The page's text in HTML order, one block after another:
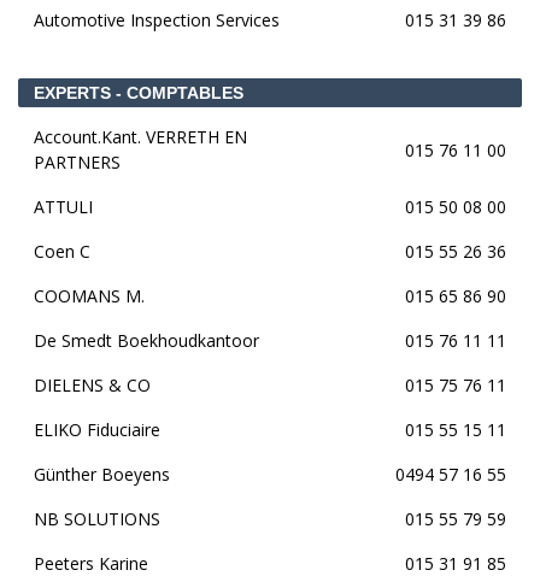
Automotive Inspection Services 015 31 39 86
EXPERTS - COMPTABLES
Account.Kant. VERRETH EN
PARTNERS
015 76 11 00
ATTULI
015 50 08 00
Coen C
015 55 26 36
COOMANS M.
015 65 86 90
De Smedt Boekhoudkantoor
015 76 11 11
DIELENS & CO
015 75 76 11
ELIKO Fiduciaire
015 55 15 11
Günther Boeyens
0494 57 16 55
NB SOLUTIONS
015 55 79 59
Peeters Karine
015 31 91 85